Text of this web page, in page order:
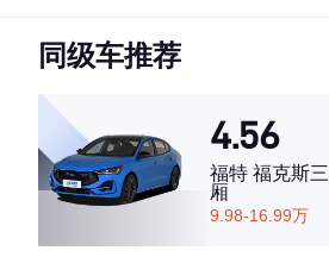
·空间表现较为优秀，优于50%同级车
同级车推荐
4.56
福特 福克斯三
厢
9.98-16.99万